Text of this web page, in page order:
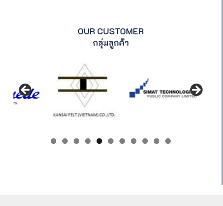
OUR CUSTOMER
กลุ่มลูกค้า